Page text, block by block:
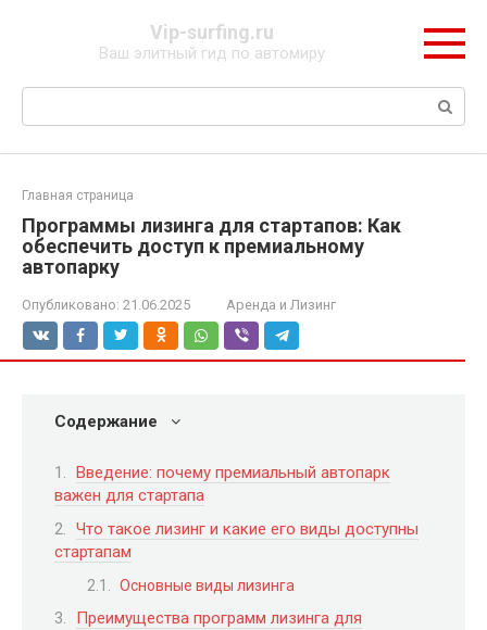
Vip-surfing.ru
Ваш элитный гид по автомиру
Поиск:
Главная страница
Программы лизинга для стартапов: Как
обеспечить доступ к премиальному
автопарку
Опубликовано: 21.06.2025 Аренда и Лизинг
Содержание
Введение: почему премиальный автопарк
важен для стартапа
Что такое лизинг и какие его виды доступны
стартапам
Основные виды лизинга
Преимущества программ лизинга для